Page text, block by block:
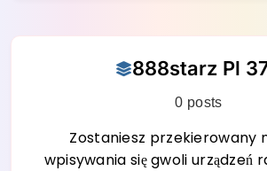
888starz Pl
0 posts
Zostaniesz przekierowany
wpisywania się gwoli urządzeń